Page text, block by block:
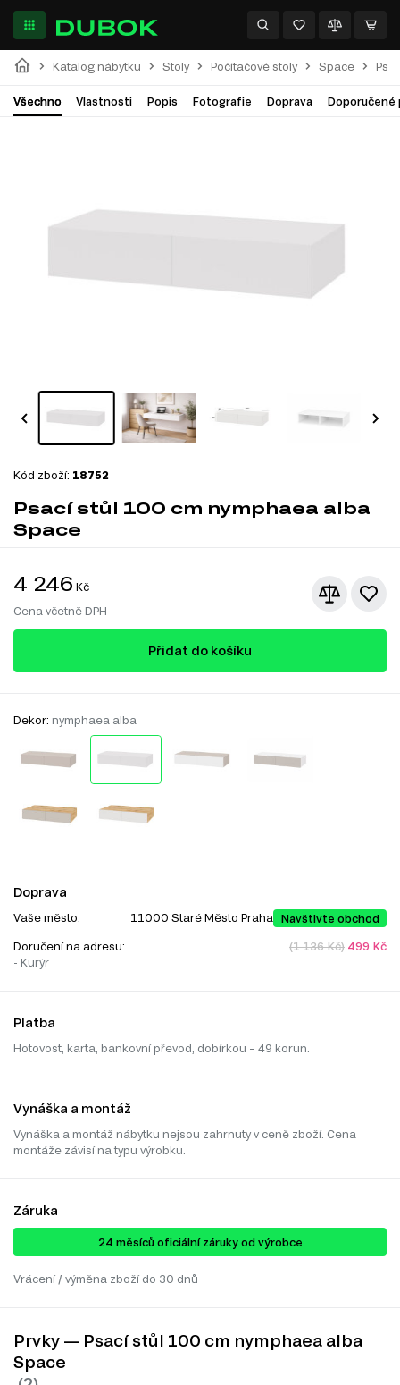
Katalog nábytku Stoly Počítačové stoly Space
Všechno Vlastnosti Popis Fotografie Doprava Doporučené
Kód zboží: 18752
Psací stůl 100 cm nymphaea alba
Space
4 246 Kč
Cena včetně DPH
Přidat do košíku
Dekor: nymphaea alba
Doprava
Vaše město: 11000 Staré Město Praha Navštivte obchod
Doručení na adresu:
- Kurýr
(1 136 Kč) 499 Kč
Platba
Hotovost, karta, bankovní převod, dobírkou – 49 korun.
Vynáška a montáž
Vynáška a montáž nábytku nejsou zahrnuty v ceně zboží. Cena
montáže závisí na typu výrobku.
Záruka
24 ​​​​měsíců oficiální záruky od výrobce
Vrácení / výměna zboží do 30 dnů
Prvky — Psací stůl 100 cm nymphaea alba
Space